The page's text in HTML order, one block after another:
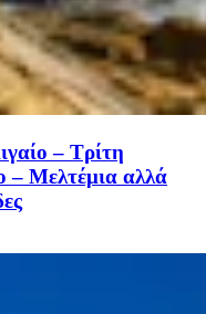
– Τρίτη
– Μελτέμια αλλά